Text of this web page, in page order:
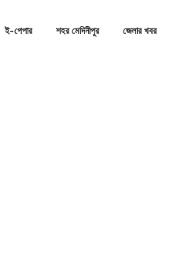
ই-পেপার শহর মেদিনীপুর জেলার খবর